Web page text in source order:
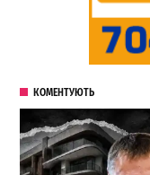
КОМЕНТУЮТЬ